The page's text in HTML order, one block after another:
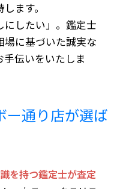
ます。
にしたい」。鑑定士
場に基づいた誠実な
伝いをいたしま
ー通り店が選ば
を持つ鑑定士が査定